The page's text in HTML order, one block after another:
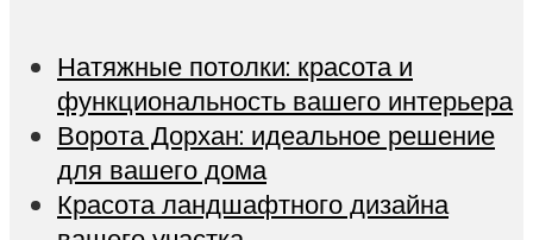
Натяжные потолки: красота и
функциональность вашего интерьера
Ворота Дорхан: идеальное решение
для вашего дома
Красота ландшафтного дизайна